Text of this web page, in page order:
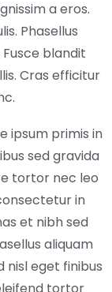
a eros.
Phasellus
blandit
Cras efficitur
ipsum primis in
sed gravida
tortor nec leo
in
et nibh sed
aliquam
nisl eget finibus